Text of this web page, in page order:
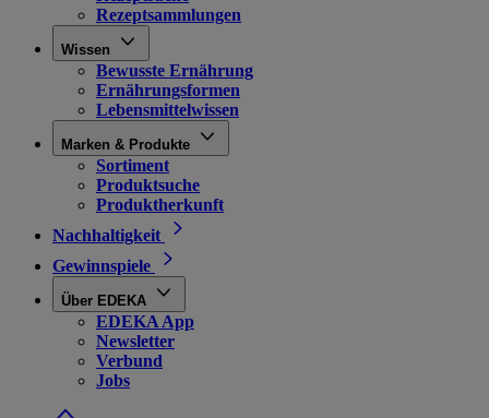
Rezeptsammlungen
Wissen
Bewusste Ernährung
Ernährungsformen
Lebensmittelwissen
Marken & Produkte
Sortiment
Produktsuche
Produktherkunft
Nachhaltigkeit
Gewinnspiele
Über EDEKA
EDEKA App
Newsletter
Verbund
Jobs